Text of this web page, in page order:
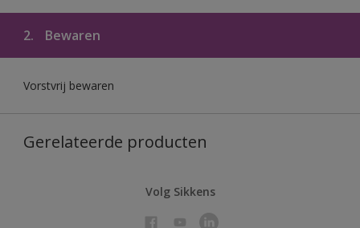
2. Bewaren
Vorstvrij bewaren
Gerelateerde producten
Volg Sikkens